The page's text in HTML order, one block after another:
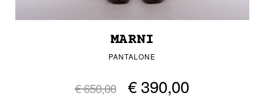
MARNI
PANTALONE
€ 650,00 € 390,00